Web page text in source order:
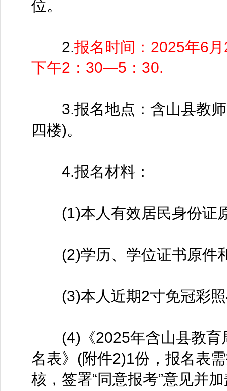
位。
2.报名时间：2025年6
下午2：30—5：30.
3.报名地点：含山县教师
四楼)。
4.报名材料：
(1)本人有效居民身份证
(2)学历、学位证书原件
(3)本人近期2寸免冠彩照
(4)《2025年含山县教育
名表》(附件2)1份，报名表
核，签署“同意报考”意见并